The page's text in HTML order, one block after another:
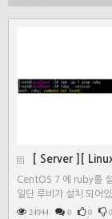
[ Server ][ Linux ]
CentOS 7 에 ruby를
일단 루비가 설치 되어
24944 0 0 0